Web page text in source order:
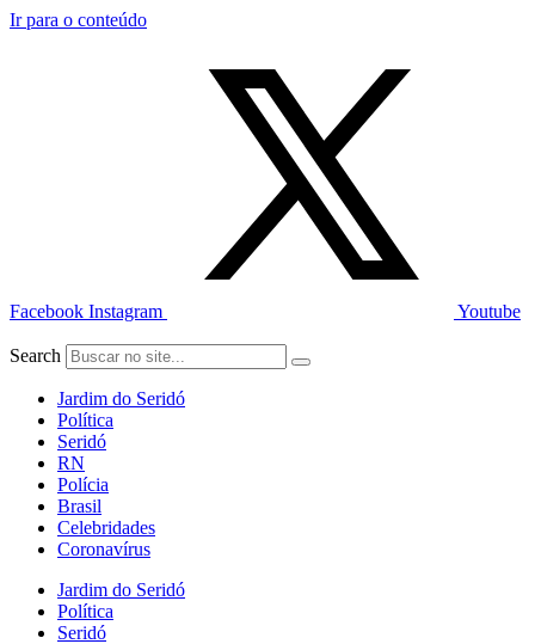
Ir para o conteúdo
Facebook Instagram Youtube
Search
Jardim do Seridó
Política
Seridó
RN
Polícia
Brasil
Celebridades
Coronavírus
Jardim do Seridó
Política
Seridó